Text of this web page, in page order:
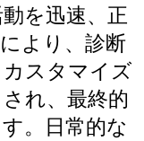
を迅速、正
より、診断
スタマイズ
れ、最終的
。日常的な